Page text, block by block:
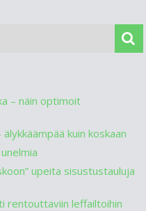
– näin optimoit
kuin koskaan
upeita sisustustauluja
rentouttaviin leffailtoihin